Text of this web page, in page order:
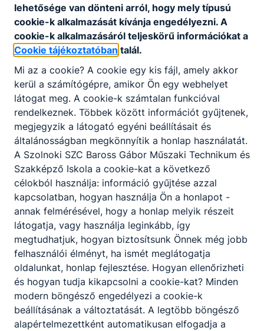
Telefon: +36-56-341-710
E-mail cím:
Székhely: 5000 Szolnok, Bán utca 9.
Postacím : 5000 Szolnok, Bán utca 9.
OM azonosító: 203056/004
lehetősége van dönteni arról, hogy mely típusú
cookie-k alkalmazását kívánja engedélyezni. A
cookie-k alkalmazásáról teljeskörű információkat a
Cookie tájékoztatóban talál.
Mi az a cookie? A cookie egy kis fájl, amely akkor
kerül a számítógépre, amikor Ön egy webhelyet
látogat meg. A cookie-k számtalan funkcióval
rendelkeznek. Többek között információt gyűjtenek,
megjegyzik a látogató egyéni beállításait és
általánosságban megkönnyítik a honlap használatát.
A Szolnoki SZC Baross Gábor Műszaki Technikum és
Szakképző Iskola a cookie-kat a következő
célokból használja: információ gyűjtése azzal
kapcsolatban, hogyan használja Ön a honlapot -
annak felmérésével, hogy a honlap melyik részeit
látogatja, vagy használja leginkább, így
megtudhatjuk, hogyan biztosítsunk Önnek még jobb
felhasználói élményt, ha ismét meglátogatja
oldalunkat, honlap fejlesztése. Hogyan ellenőrizheti
és hogyan tudja kikapcsolni a cookie-kat? Minden
modern böngésző engedélyezi a cookie-k
beállításának a változtatását. A legtöbb böngésző
alapértelmezettként automatikusan elfogadja a